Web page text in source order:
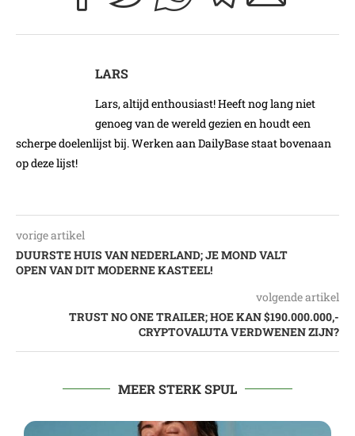
LARS
Lars, altijd enthousiast! Heeft nog lang niet
genoeg van de wereld gezien en houdt een
scherpe doelenlijst bij. Werken aan DailyBase staat bovenaan
op deze lijst!
vorige artikel
DUURSTE HUIS VAN NEDERLAND; JE MOND VALT
OPEN VAN DIT MODERNE KASTEEL!
volgende artikel
TRUST NO ONE TRAILER; HOE KAN $190.000.000,-
CRYPTOVALUTA VERDWENEN ZIJN?
MEER STERK SPUL